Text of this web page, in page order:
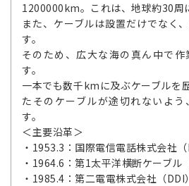
1200000km。これは、地球約30周
また、ケーブルは設置だけでなく
す。
そのため、広大な海の真ん中で
す。
一本でも数千kmに及ぶケーブルを
たそのケーブルが途切れないよ
す。
＜主要沿革＞
・1953.3：国際電信電話株式会社
・1964.6：第1太平洋横断ケーブル
・1985.4：第二電電株式会社（DDI